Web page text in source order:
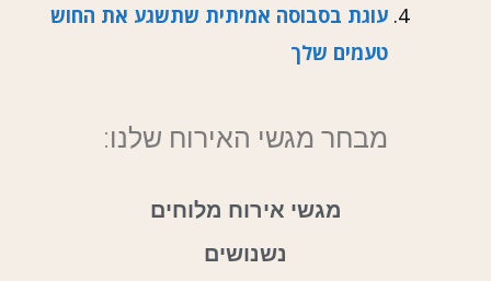
עוגת בסבוסה אמיתית שתשגע את החוש
טעמים שלך
מבחר מגשי האירוח שלנו:
מגשי אירוח מלוחים
נשנושים